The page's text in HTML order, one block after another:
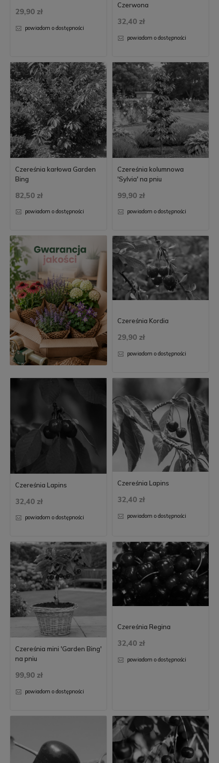
29,90 zł
powiadom o dostępności
Czerwona
32,40 zł
powiadom o dostępności
Czereśnia karłowa Garden
Bing
82,50 zł
powiadom o dostępności
Czereśnia kolumnowa
'Sylvia' na pniu
99,90 zł
powiadom o dostępności
Czereśnia Kordia
29,90 zł
powiadom o dostępności
Czereśnia Lapins
32,40 zł
powiadom o dostępności
Czereśnia Lapins
32,40 zł
powiadom o dostępności
Czereśnia mini 'Garden Bing'
na pniu
99,90 zł
powiadom o dostępności
Czereśnia Regina
32,40 zł
powiadom o dostępności